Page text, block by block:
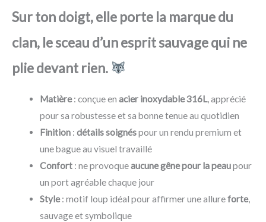
Sur ton doigt, elle porte la marque du
clan, le sceau d’un esprit sauvage qui ne
plie devant rien.
Matière: conçue en acier inoxydable 316L, apprécié
pour sa robustesse et sa bonne tenue au quotidien
Finition: détails soignéspour un rendu premium et
une bague au visuel travaillé
Confort: ne provoqueaucune gêne pour la peaupour
un port agréable chaque jour
Style: motif loup idéal pour affirmer une allureforte,
sauvage et symbolique